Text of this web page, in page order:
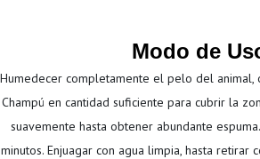
Modo de
Humedecer completamente el pelo del animal,
Champú en cantidad suficiente para cubrir la
suavemente hasta obtener abundante
minutos. Enjuagar con agua limpia, hasta retirar